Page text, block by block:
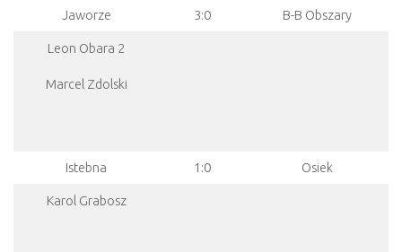
Jaworze 3:0 B-B Obszary
Leon Obara 2
Marcel Zdolski
Istebna 1:0 Osiek
Karol Grabosz